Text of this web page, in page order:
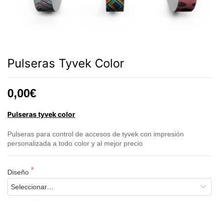
Pulseras Tyvek Color
0,00€
Pulseras tyvek color
Pulseras para control de accesos de tyvek con impresión
personalizada a todo color y al mejor precio
Diseño